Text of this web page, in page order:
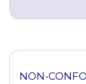
NON-